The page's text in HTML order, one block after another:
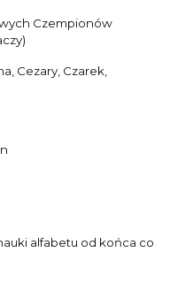
Czempionów
Cezary, Czarek,
alfabetu od końca co